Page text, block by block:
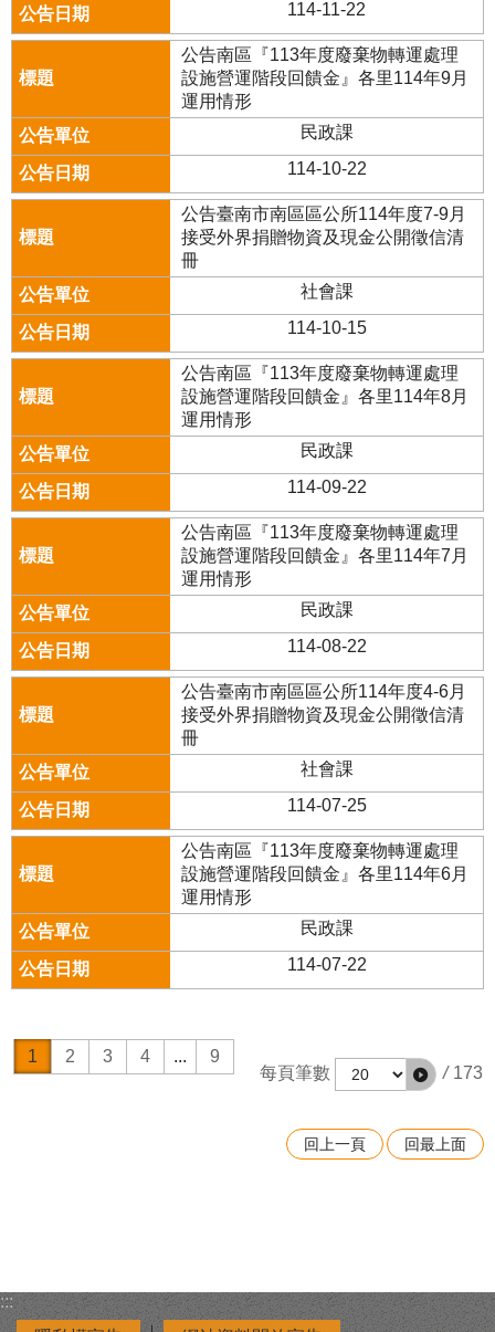
114-11-22
公告南區『113年度廢棄物轉運處理
設施營運階段回饋金』各里114年9月
運用情形
民政課
114-10-22
公告臺南市南區區公所114年度7-9月
接受外界捐贈物資及現金公開徵信清
冊
社會課
114-10-15
公告南區『113年度廢棄物轉運處理
設施營運階段回饋金』各里114年8月
運用情形
民政課
114-09-22
公告南區『113年度廢棄物轉運處理
設施營運階段回饋金』各里114年7月
運用情形
民政課
114-08-22
公告臺南市南區區公所114年度4-6月
接受外界捐贈物資及現金公開徵信清
冊
社會課
114-07-25
公告南區『113年度廢棄物轉運處理
設施營運階段回饋金』各里114年6月
運用情形
民政課
114-07-22
1 2 3 4 ...
9
每頁筆數
/ 173
回上一頁 回最上面
:::